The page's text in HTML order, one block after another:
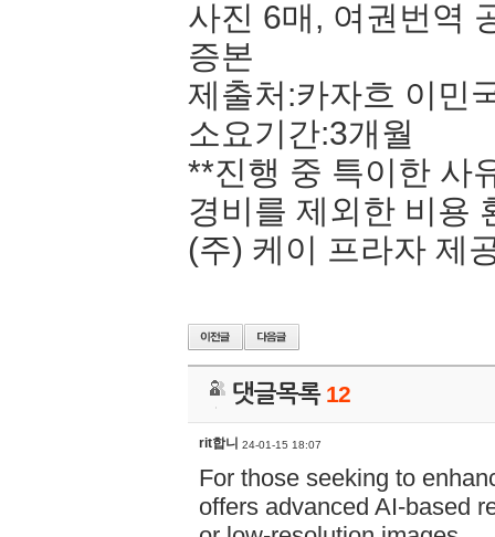
사진 6매, 여권번역
증본
제출처:카자흐 이민
소요기간:3개월
**진행 중 특이한 사
경비를 제외한 비용
(주) 케이 프라자 제
댓글목록 12
rit합니 24-01-15 18:07
For those seeking to
offers advanced AI-based